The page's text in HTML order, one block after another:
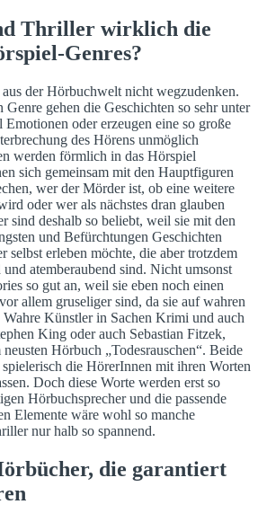
Thriller wirklich die
Genres?
der Hörbuchwelt nicht wegzudenken.
Genre gehen die Geschichten so sehr unter
oder erzeugen eine so große
des Hörens unmöglich
werden förmlich in das Hörspiel
sich gemeinsam mit den Hauptfiguren
wer der Mörder ist, ob eine weitere
oder wer als nächstes dran glauben
sind deshalb so beliebt, weil sie mit den
und Befürchtungen Geschichten
selbst erleben möchte, die aber trotzdem
atemberaubend sind. Nicht umsonst
so gut an, weil sie eben noch einen
allem gruseliger sind, da sie auf wahren
Wahre Künstler in Sachen Krimi und auch
King oder auch Sebastian Fitzek,
Hörbuch „Todesrauschen“. Beide
die HörerInnen mit ihren Worten
Doch diese Worte werden erst so
Hörbuchsprecher und die passende
Elemente wäre wohl so manche
nur halb so spannend.
die garantiert